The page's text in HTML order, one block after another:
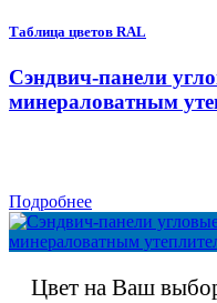
Таблица цветов RAL
Сэндвич-панели
минераловатным
Подробнее
Цвет на Ваш